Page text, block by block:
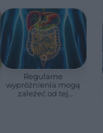
Regularne
wypróżnienia mogą
zależeć od tej